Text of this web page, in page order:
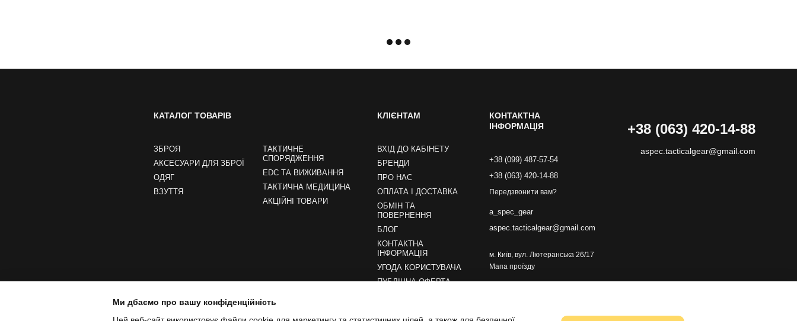
КАТАЛОГ ТОВАРІВ
ЗБРОЯ
АКСЕСУАРИ ДЛЯ ЗБРОЇ
ОДЯГ
ВЗУТТЯ
ТАКТИЧНЕ
СПОРЯДЖЕННЯ
EDC ТА ВИЖИВАННЯ
ТАКТИЧНА МЕДИЦИНА
АКЦІЙНІ ТОВАРИ
КЛІЄНТАМ
ВХІД ДО КАБІНЕТУ
БРЕНДИ
ПРО НАС
ОПЛАТА І ДОСТАВКА
ОБМІН ТА
ПОВЕРНЕННЯ
БЛОГ
КОНТАКТНА
ІНФОРМАЦІЯ
УГОДА КОРИСТУВАЧА
ПУБЛІЧНА ОФЕРТА
КОНТАКТНА
ІНФОРМАЦІЯ
+38 (099) 487-57-54
+38 (063) 420-14-88
Передзвонити вам?
a_spec_gear
aspec.tacticalgear@gmail.com
м. Київ, вул. Лютеранська 26/17
Мапа проїзду
+38 (063) 420-14-88
aspec.tacticalgear@gmail.com
Ми дбаємо про вашу конфіденційність